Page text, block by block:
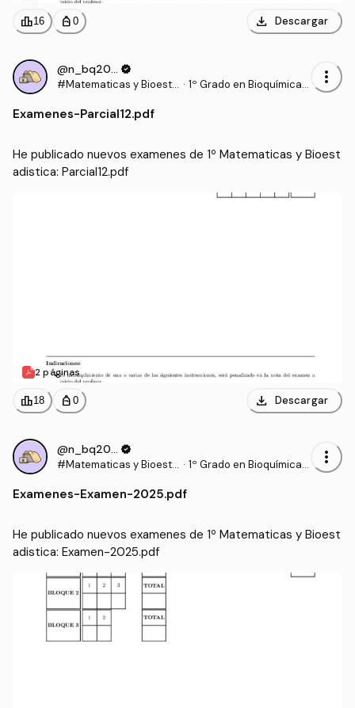
leaderboard16 personal_bag 0 download Descargar
@n_bq2006verified
#Matematicas y Bioesta · 1º Grado en Bioquímica
more_vert
Examenes-Parcial12.pdf
He publicado nuevos examenes de 1º Matematicas y Bioest
adistica: Parcial12.pdf
2 páginas
leaderboard18 personal_bag 0 download Descargar
@n_bq2006verified
#Matematicas y Bioesta · 1º Grado en Bioquímica
more_vert
Examenes-Examen-2025.pdf
He publicado nuevos examenes de 1º Matematicas y Bioest
adistica: Examen-2025.pdf